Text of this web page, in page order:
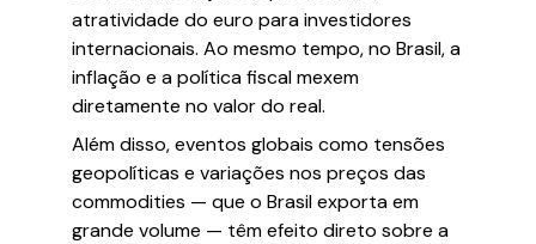
atratividade do euro para investidores
internacionais. Ao mesmo tempo, no Brasil, a
inflação e a política fiscal mexem
diretamente no valor do real.
Além disso, eventos globais como tensões
geopolíticas e variações nos preços das
commodities — que o Brasil exporta em
grande volume — têm efeito direto sobre a